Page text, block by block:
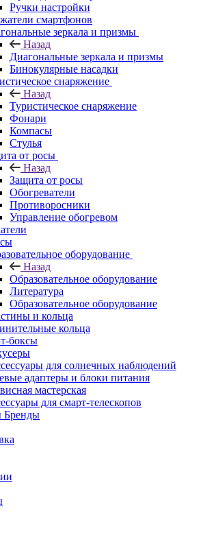
Ручки настройки
смартфонов
зеркала и призмы
Назад
Диагональные зеркала и призмы
Бинокулярные насадки
снаряжение
Назад
Туристическое снаряжение
Фонари
Компасы
Стулья
от росы
Назад
Защита от росы
Обогреватели
Противоросники
Управление обогревом
оборудование
Назад
Образовательное оборудование
Литература
Образовательное оборудование
и кольца
кольца
боксы
для солнечных наблюдений
адаптеры и блоки питания
мастерская
для смарт-телескопов
Бренды